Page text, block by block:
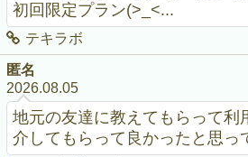
初回限定プラン(>_<...
テキラボ
匿名
2026.08.05
地元の友達に教えてもらって利
介してもらって良かったと思っ